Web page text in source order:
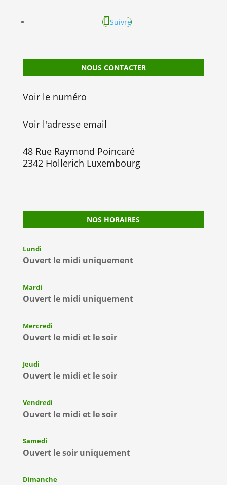
Suivre
NOUS CONTACTER
Voir le numéro
Voir l'adresse email
48 Rue Raymond Poincaré
2342 Hollerich Luxembourg
NOS HORAIRES
Lundi
Ouvert le midi uniquement
Mardi
Ouvert le midi uniquement
Mercredi
Ouvert le midi et le soir
Jeudi
Ouvert le midi et le soir
Vendredi
Ouvert le midi et le soir
Samedi
Ouvert le soir uniquement
Dimanche